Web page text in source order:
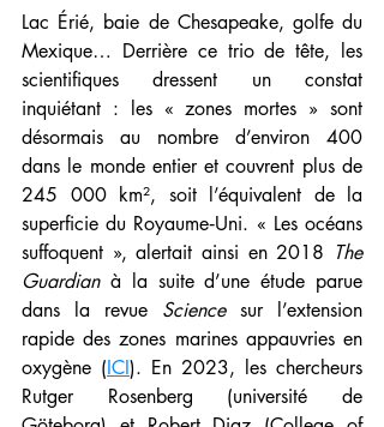
Lac Érié, baie de Chesapeake, golfe du
Mexique… Derrière ce trio de tête, les
scientifiques dressent un constat
inquiétant : les « zones mortes » sont
désormais au nombre d’environ 400
dans le monde entier et couvrent plus de
245 000 km², soit l’équivalent de la
superficie du Royaume‑Uni. « Les océans
suffoquent », alertait ainsi en 2018 The
Guardian à la suite d’une étude parue
dans la revue Science sur l’extension
rapide des zones marines appauvries en
oxygène (ICI). En 2023, les chercheurs
Rutger Rosenberg (université de